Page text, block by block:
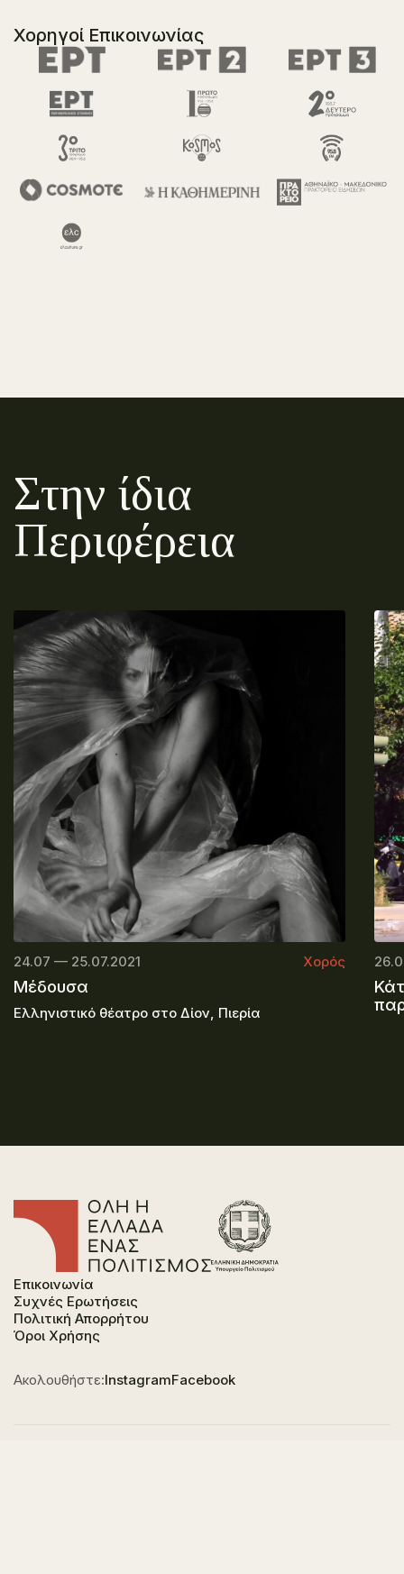
Χορηγοί Επικοινωνίας
Στην ίδια
Περιφέρεια
24.07 — 25.07.2021 Χορός
Μέδουσα
Ελληνιστικό θέατρο στο Δίον, Πιερία
Επικοινωνία
Συχνές Ερωτήσεις
Πολιτική Απορρήτου
Όροι Χρήσης
Ακολουθήστε:InstagramFacebook